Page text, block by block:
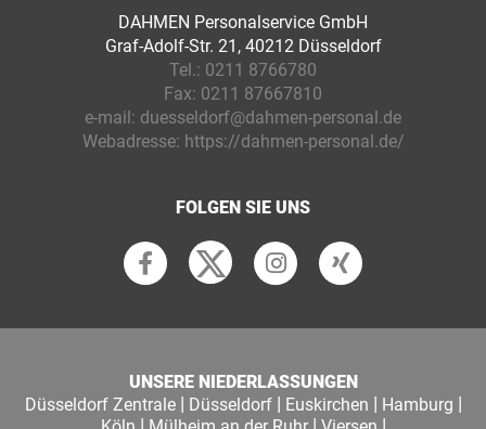
DAHMEN Personalservice GmbH
Graf-Adolf-Str. 21, 40212 Düsseldorf
Tel.: 0211 8766780
Fax: 0211 87667810
e-mail: duesseldorf@dahmen-personal.de
Webadresse: https://dahmen-personal.de/
FOLGEN SIE UNS
UNSERE NIEDERLASSUNGEN
Düsseldorf Zentrale| Düsseldorf| Euskirchen | Hamburg |